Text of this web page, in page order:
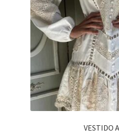
VESTIDO